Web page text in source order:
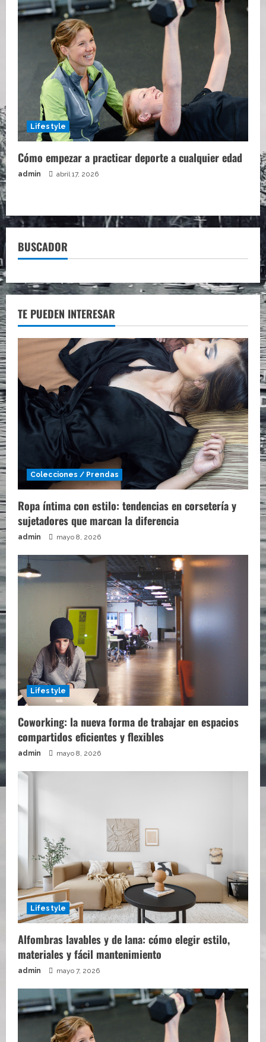
Lifestyle
Cómo empezar a practicar deporte a cualquier edad
admin abril 17, 2026
BUSCADOR
TE PUEDEN INTERESAR
Colecciones / Prendas
Ropa íntima con estilo: tendencias en corsetería y
sujetadores que marcan la diferencia
admin mayo 8, 2026
Lifestyle
Coworking: la nueva forma de trabajar en espacios
compartidos eficientes y flexibles
admin mayo 8, 2026
Lifestyle
Alfombras lavables y de lana: cómo elegir estilo,
materiales y fácil mantenimiento
admin mayo 7, 2026